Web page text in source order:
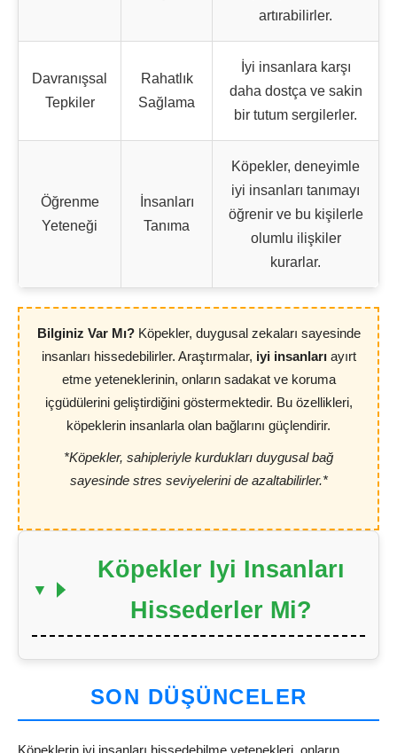
artırabilirler.
Davranışsal
Tepkiler
Rahatlık
Sağlama
İyi insanlara karşı
daha dostça ve sakin
bir tutum sergilerler.
Öğrenme
Yeteneği
İnsanları
Tanıma
Köpekler, deneyimle
iyi insanları tanımayı
öğrenir ve bu kişilerle
olumlu ilişkiler
kurarlar.
Bilginiz Var Mı?Köpekler, duygusal zekaları sayesinde
insanları hissedebilirler. Araştırmalar, iyi insanlarıayırt
etme yeteneklerinin, onların sadakat ve koruma
içgüdülerini geliştirdiğini göstermektedir. Bu özellikleri,
köpeklerin insanlarla olan bağlarını güçlendirir.
*Köpekler, sahipleriyle kurdukları duygusal bağ
sayesinde stres seviyelerini de azaltabilirler.*
Köpekler Iyi Insanları
Hissederler Mi?
SON DÜŞÜNCELER
Köpeklerin iyi insanları hissedebilme yetenekleri, onların